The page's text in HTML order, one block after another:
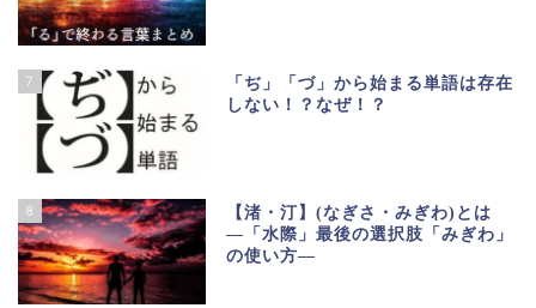
7
「ぢ」「づ」から始まる単語は存在
しない！？なぜ！？
8
【渚・汀】(なぎさ・みぎわ)とは
―「水際」最後の選択肢「みぎわ」
の使い方―